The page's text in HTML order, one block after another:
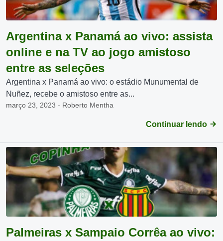
Argentina x Panamá ao vivo: assista
online e na TV ao jogo amistoso
entre as seleções
Argentina x Panamá ao vivo: o estádio Munumental de
Nuñez, recebe o amistoso entre as...
março 23, 2023 - Roberto Mentha
Continuar lendo
Palmeiras x Sampaio Corrêa ao vivo: